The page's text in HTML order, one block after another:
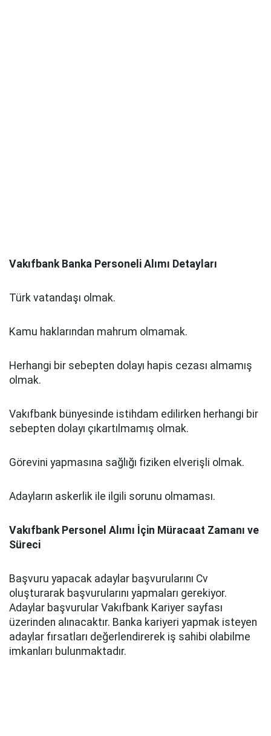
Vakıfbank Banka Personeli Alımı Detayları
Türk vatandaşı olmak.
Kamu haklarından mahrum olmamak.
Herhangi bir sebepten dolayı hapis cezası almamış
olmak.
Vakıfbank bünyesinde istihdam edilirken herhangi bir
sebepten dolayı çıkartılmamış olmak.
Görevini yapmasına sağlığı fiziken elverişli olmak.
Adayların askerlik ile ilgili sorunu olmaması.
Vakıfbank Personel Alımı İçin Müracaat Zamanı ve
Süreci
Başvuru yapacak adaylar başvurularını Cv
oluşturarak başvurularını yapmaları gerekiyor.
Adaylar başvurular Vakıfbank Kariyer sayfası
üzerinden alınacaktır. Banka kariyeri yapmak isteyen
adaylar fırsatları değerlendirerek iş sahibi olabilme
imkanları bulunmaktadır.